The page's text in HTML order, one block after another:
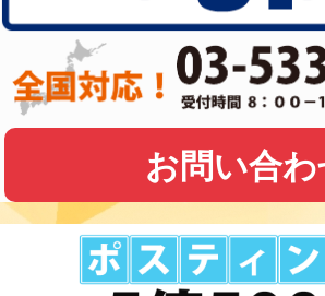
お問い合